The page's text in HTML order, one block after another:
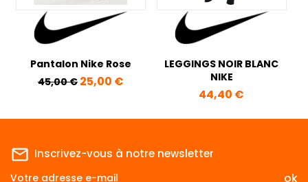
Pantalon Nike Rose
Prix de base
45,00 € Prix
25,00 €
LEGGINGS NOIR BLANC
NIKE
Prix
44,40 €
mail_outline Inscrivez-vous à notre newsletter